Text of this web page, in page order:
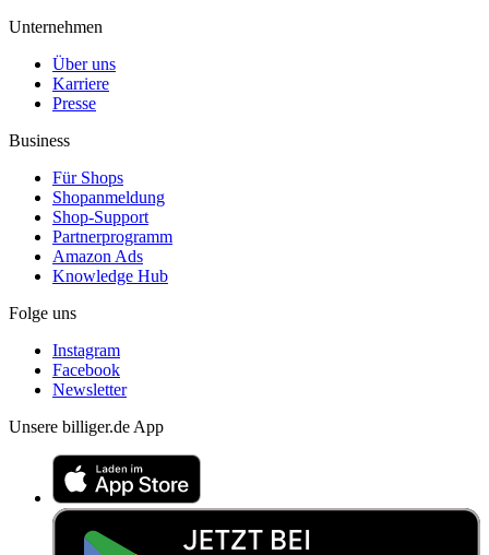
Unternehmen
Über uns
Karriere
Presse
Business
Für Shops
Shopanmeldung
Shop-Support
Partnerprogramm
Amazon Ads
Knowledge Hub
Folge uns
Instagram
Facebook
Newsletter
Unsere billiger.de App